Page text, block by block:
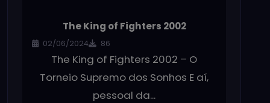
The King of Fighters 2002
02/06/2024 86
The King of Fighters 2002 – O
Torneio Supremo dos Sonhos E aí,
pessoal da...